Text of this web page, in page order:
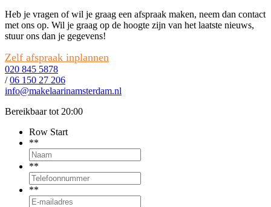
Heb je vragen of wil je graag een afspraak maken, neem dan contact
met ons op. Wil je graag op de hoogte zijn van het laatste nieuws,
stuur ons dan je gegevens!
Zelf afspraak inplannen
020 845 5878
/ 06 150 27 206
info@makelaarinamsterdam.nl
Bereikbaar tot 20:00
Row Start
**
**
**